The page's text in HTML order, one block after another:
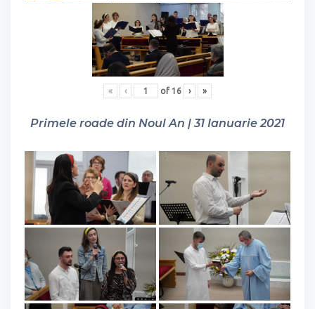
« ‹ of 16 › »
Primele roade din Noul An | 31 Ianuarie 2021